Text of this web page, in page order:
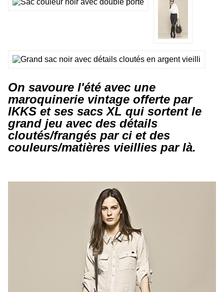
On savoure l'été avec une
maroquinerie vintage offerte par
IKKS et ses sacs XL qui sortent le
grand jeu avec des détails
cloutés/frangés par ci et des
couleurs/matières vieillies par là.